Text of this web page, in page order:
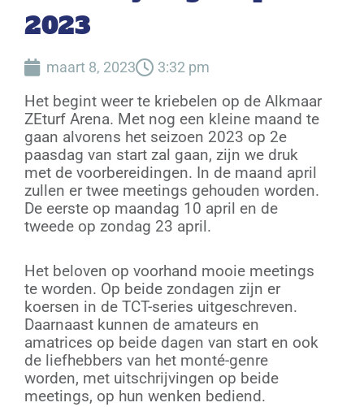
2023
maart 8, 2023 3:32 pm
Het begint weer te kriebelen op de Alkmaar
ZEturf Arena. Met nog een kleine maand te
gaan alvorens het seizoen 2023 op 2e
paasdag van start zal gaan, zijn we druk
met de voorbereidingen. In de maand april
zullen er twee meetings gehouden worden.
De eerste op maandag 10 april en de
tweede op zondag 23 april.
Het beloven op voorhand mooie meetings
te worden. Op beide zondagen zijn er
koersen in de TCT-series uitgeschreven.
Daarnaast kunnen de amateurs en
amatrices op beide dagen van start en ook
de liefhebbers van het monté-genre
worden, met uitschrijvingen op beide
meetings, op hun wenken bediend.